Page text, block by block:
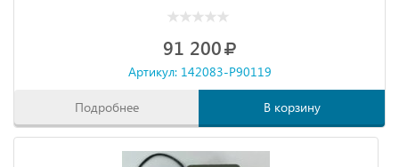
91 200
Артикул: 142083-P90119
Подробнее В корзину